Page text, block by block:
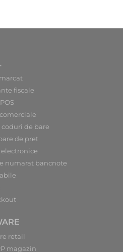
fiscale
de bare
de pret
numarat bancnote
retail
magazin